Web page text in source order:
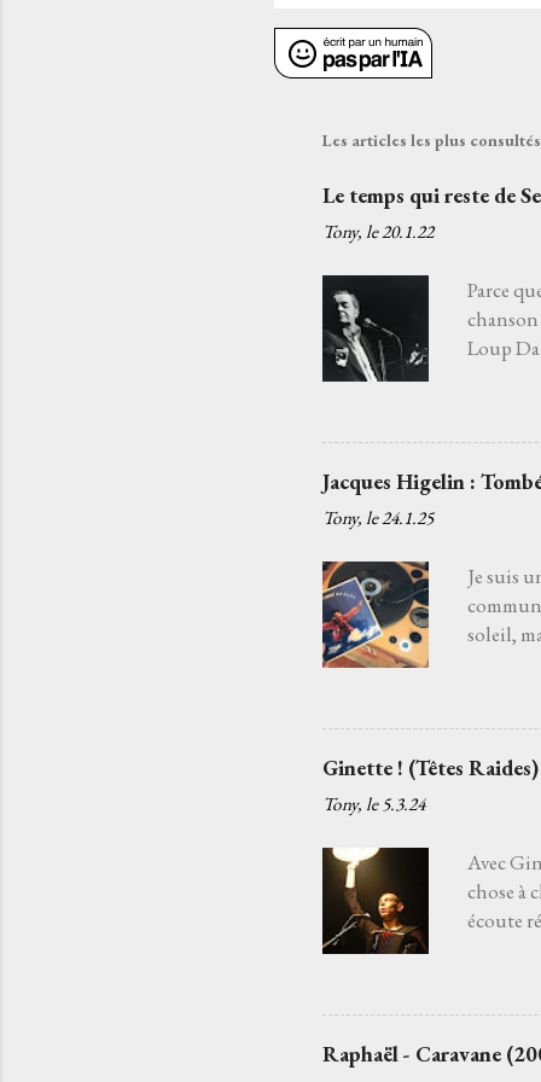
Les articles les plus
Le temps qui reste de
Tony, le20.1.22
Parce
Loup
j'aurais
Jacques Higelin :
Tony, le24.1.25
Je suis
soleil,
ancien
Ginette ! (Têtes Raides)
Tony, le 5.3.24
Avec
chose à
écoute
envies,
Raphaël - Caravane